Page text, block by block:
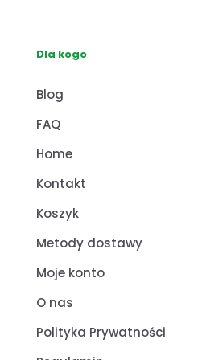
Dla kogo
Blog
FAQ
Home
Kontakt
Koszyk
Metody dostawy
Moje konto
O nas
Polityka Prywatności